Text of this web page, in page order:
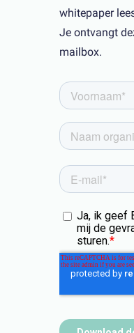
whitepaper
Je ontvangt
mailbox.